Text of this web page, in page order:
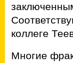
коллеге
Многие